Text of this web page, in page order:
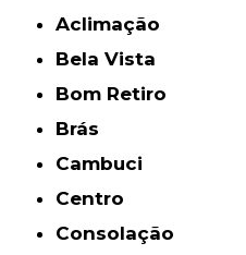
Aclimação
Bela Vista
Bom Retiro
Brás
Cambuci
Centro
Consolação